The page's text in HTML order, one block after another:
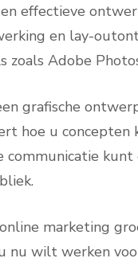
effectieve
en lay-
Adobe
grafische
hoe u
marketing
wilt werken